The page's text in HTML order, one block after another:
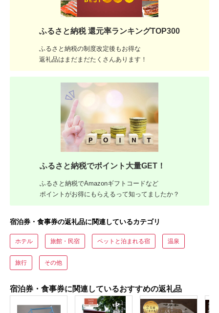
ふるさと納税 還元率ランキングTOP300
ふるさと納税の制度改定後もお得な
返礼品はまだまだたくさんあります！
ふるさと納税でポイント大量GET！
ふるさと納税でAmazonギフトコードなど
ポイントがお得にもらえるって知ってましたか？
宿泊券・食事券の返礼品に関連しているカテゴリ
ホテル 旅館・民宿 ペットと泊まれる宿 温泉
旅行 その他
宿泊券・食事券に関連しているおすすめの返礼品